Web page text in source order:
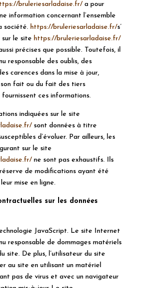
bruleriesarladaise.fr/a pour
information concernant l’ensemble
société. https://bruleriesarladaise.fr/s’
le site https://bruleriesarladaise.fr/
précises que possible. Toutefois, il
responsable des oublis, des
carences dans la mise à jour,
son fait ou du fait des tiers
ces informations.
indiquées sur le site
sont données à titre
d’évoluer. Par ailleurs, les
sur le site
ne sont pas exhaustifs. Ils
de modifications ayant été
mise en ligne.
sur les données
JavaScript. Le site Internet
responsable de dommages matériels
site. De plus, l’utilisateur du site
au site en utilisant un matériel
pas de virus et avec un navigateur